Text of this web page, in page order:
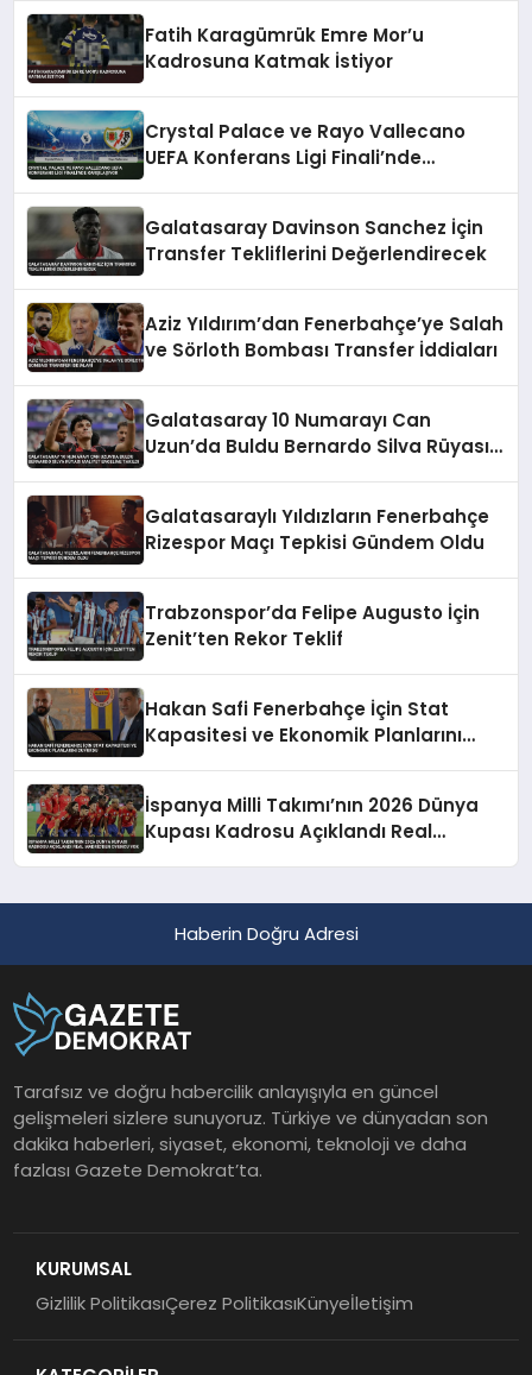
Fatih Karagümrük Emre Mor’u
Kadrosuna Katmak İstiyor
Crystal Palace ve Rayo Vallecano
UEFA Konferans Ligi Finali’nde
Galatasaray Davinson Sanchez İçin
Transfer Tekliflerini Değerlendirecek
Aziz Yıldırım’dan Fenerbahçe’ye Salah
ve Sörloth Bombası Transfer İddiaları
Galatasaray 10 Numarayı Can
Uzun’da Buldu Bernardo Silva Rüyası
Galatasaraylı Yıldızların Fenerbahçe
Rizespor Maçı Tepkisi Gündem Oldu
Trabzonspor’da Felipe Augusto İçin
Zenit’ten Rekor Teklif
Hakan Safi Fenerbahçe İçin Stat
Kapasitesi ve Ekonomik Planlarını
İspanya Milli Takımı’nın 2026 Dünya
Kupası Kadrosu Açıklandı Real
Haberin Doğru Adresi
Tarafsız ve doğru habercilik anlayışıyla en güncel
gelişmeleri sizlere sunuyoruz. Türkiye ve dünyadan son
dakika haberleri, siyaset, ekonomi, teknoloji ve daha
fazlası Gazete Demokrat’ta.
KURUMSAL
Gizlilik PolitikasıÇerez PolitikasıKünyeİletişim